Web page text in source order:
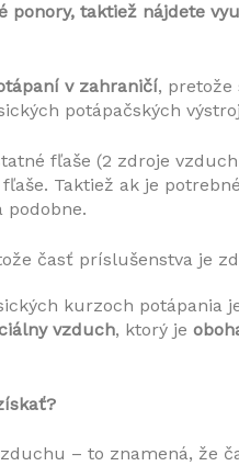
taktiež nájdete
v zahraničí, pretože
potápačských
fľaše (2 zdroje
Taktiež ak je
časť príslušenstva je
kurzoch potápania
vzduch, ktorý je
– to znamená, že